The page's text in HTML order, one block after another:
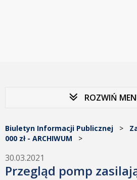
ROZWIŃ
Biuletyn Informacji Publicznej >
000 zł - ARCHIWUM >
30.03.2021
Przegląd pomp